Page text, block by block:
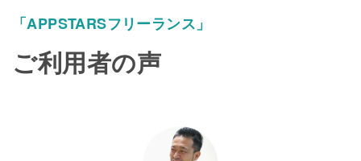
「APPSTARSフリーランス」
ご利用者の声